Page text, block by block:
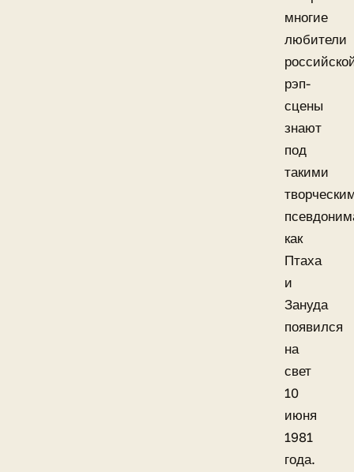
многие
любители
рэп-
сцены
знают
под
такими
как
Птаха
и
Зануда
появился
на
свет
10
июня
1981
года.